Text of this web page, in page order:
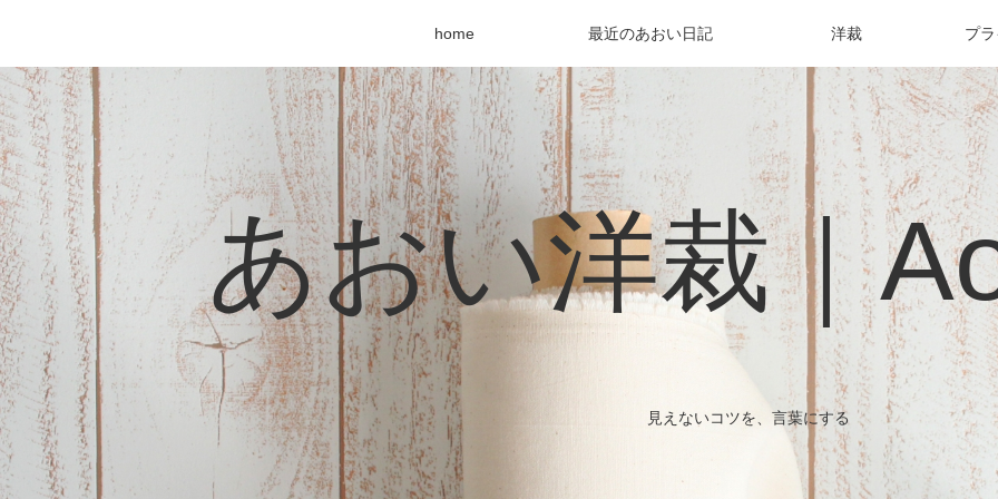
あおい洋裁｜
見えないコツを、言葉にする
home 最近のあおい日記 洋裁 プ